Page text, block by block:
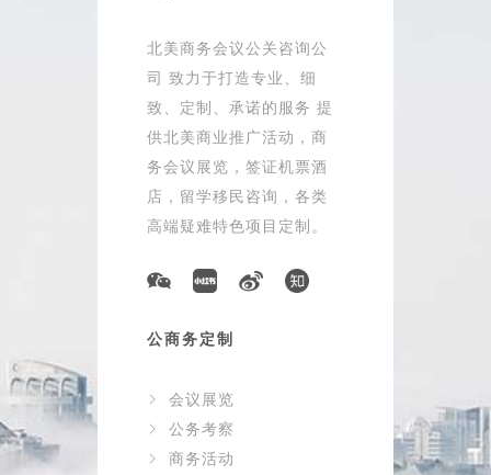
北美商务会议公关咨询公
司 致力于打造专业、细
致、定制、承诺的服务 提
供北美商业推广活动，商
务会议展览，签证机票酒
店，留学移民咨询，各类
高端疑难特色项目定制。
公商务定制
会议展览
公务考察
商务活动